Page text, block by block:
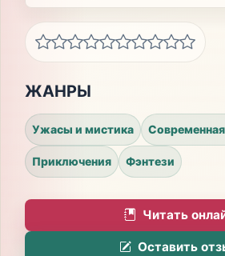
ЖАНРЫ
Ужасы и мистика
Приключения Фэнтези
Читать
Оставить